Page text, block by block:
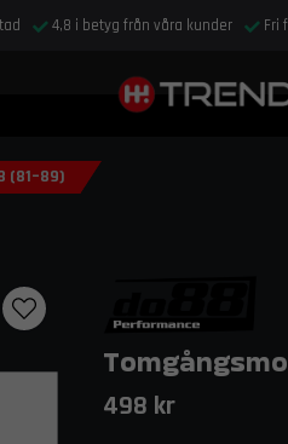
4,8 i betyg från våra kunder Fri
(81–89)
498 kr